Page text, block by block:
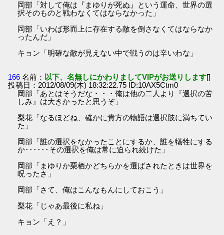
岡部「対して俺は『まゆりが死ぬ』という運命、世界の選
択そのものと戦わなくてはならなかった」
岡部「いわば形而上に存在する敵を倒さなくてはならなか
ったんだ」
キョン「明確な敵が見えない中で戦うのは辛いわな」
166 名前： 以下、名無しにかわりましてVIPがお送りします[]
投稿日：2012/08/09(木) 18:32:22.75 ID:10AX5Ctm0
岡部「あとはそうだな・・・俺は他の二人より『選択の苦
しみ』は大きかったと思うぞ」
梨花「なるほどね、確かに貴方の物語は選択肢に満ちてい
た」
岡部「誰の選択をなかったことにするか、誰を犠牲にする
か･･････その選択を俺は常に迫られ続けた」
岡部「まゆりか栗栖かどちらかを選ばされたときは世界を
呪ったさ」
岡部「さて、俺はこんなもんにしておこう」
梨花「じゃあ最後に私ね」
キョン「え？」